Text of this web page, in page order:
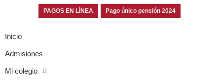
PAGOS EN LÍNEA Pago único pensión 2024
Inicio
Admisiones
Mi colegio